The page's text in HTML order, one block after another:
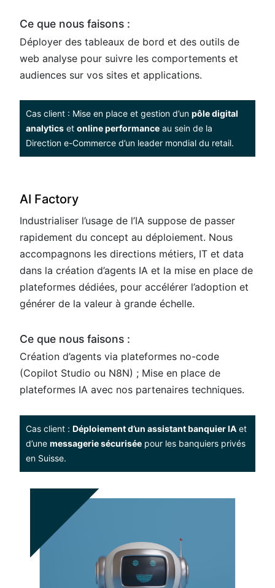
Ce que nous faisons :
Déployer des tableaux de bord et des outils de
web analyse pour suivre les comportements et
audiences sur vos sites et applications​.
Cas client : Mise en place et gestion d’un pôle digital
analytics et online performance au sein de la
Direction e-Commerce d’un leader mondial du retail.
AI Factory
Industrialiser l’usage de l’IA suppose de passer
rapidement du concept au déploiement. Nous
accompagnons les directions métiers, IT et data
dans la création d’agents IA et la mise en place de
plateformes dédiées, pour accélérer l’adoption et
générer de la valeur à grande échelle.
Ce que nous faisons :
Création d’agents via plateformes no-code
(Copilot Studio ou N8N)​ ; Mise en place de
plateformes IA avec nos partenaires techniques.
Cas client : Déploiement d’un assistant banquier IA et
d’une messagerie sécurisée pour les banquiers privés
en Suisse.